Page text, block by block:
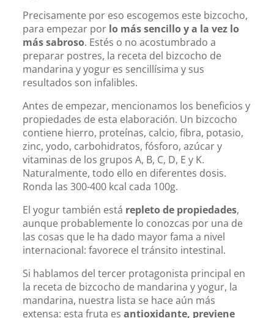
Precisamente por eso escogemos este bizcocho,
para empezar por lo más sencillo y a la vez lo
más sabroso. Estés o no acostumbrado a
preparar postres, la receta del bizcocho de
mandarina y yogur es sencillísima y sus
resultados son infalibles.
Antes de empezar, mencionamos los beneficios y
propiedades de esta elaboración. Un bizcocho
contiene hierro, proteínas, calcio, fibra, potasio,
zinc, yodo, carbohidratos, fósforo, azúcar y
vitaminas de los grupos A, B, C, D, E y K.
Naturalmente, todo ello en diferentes dosis.
Ronda las 300-400 kcal cada 100g.
El yogur también está repleto de propiedades,
aunque probablemente lo conozcas por una de
las cosas que le ha dado mayor fama a nivel
internacional: favorece el tránsito intestinal.
Si hablamos del tercer protagonista principal en
la receta de bizcocho de mandarina y yogur, la
mandarina, nuestra lista se hace aún más
extensa: esta fruta es antioxidante, previene